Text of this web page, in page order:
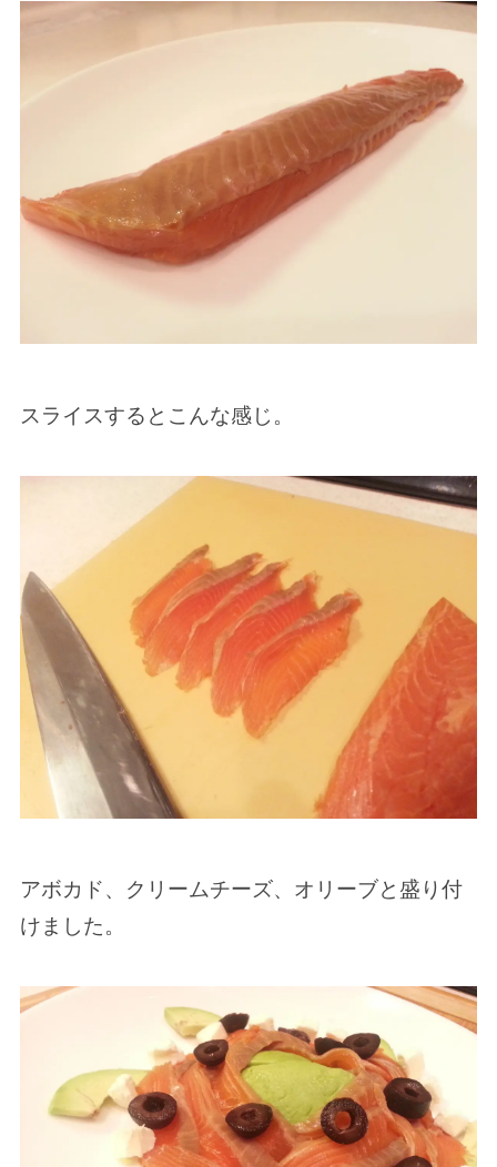
スライスするとこんな感じ。
アボカド、クリームチーズ、オリーブと盛り付
けました。